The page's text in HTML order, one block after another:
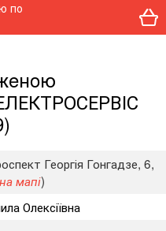
Георгія Гонгадзе, 6,
мапі)
Олексіївна